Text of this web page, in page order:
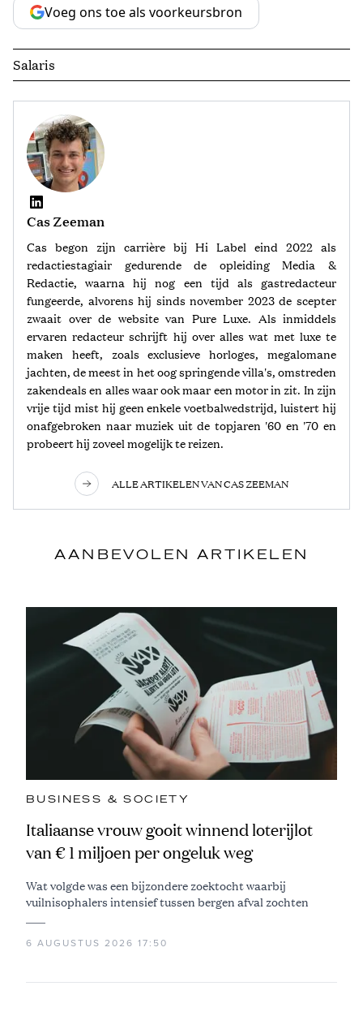
Voeg ons toe als voorkeursbron
Salaris
Cas Zeeman
Cas begon zijn carrière bij Hi Label eind 2022 als
redactiestagiair gedurende de opleiding Media &
Redactie, waarna hij nog een tijd als gastredacteur
fungeerde, alvorens hij sinds november 2023 de scepter
zwaait over de website van Pure Luxe. Als inmiddels
ervaren redacteur schrijft hij over alles wat met luxe te
maken heeft, zoals exclusieve horloges, megalomane
jachten, de meest in het oog springende villa's, omstreden
zakendeals en alles waar ook maar een motor in zit. In zijn
vrije tijd mist hij geen enkele voetbalwedstrijd, luistert hij
onafgebroken naar muziek uit de topjaren '60 en '70 en
probeert hij zoveel mogelijk te reizen.
ALLE ARTIKELEN VAN CAS ZEEMAN
AANBEVOLEN ARTIKELEN
BUSINESS & SOCIETY
Italiaanse vrouw gooit winnend loterijlot
van € 1 miljoen per ongeluk weg
Wat volgde was een bijzondere zoektocht waarbij
vuilnisophalers intensief tussen bergen afval zochten
6 AUGUSTUS 2026 17:50